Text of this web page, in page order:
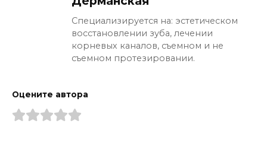
Специализируется на: эстетическом
восстановлении зуба, лечении
корневых каналов, съемном и не
съемном протезировании.
Оцените автора